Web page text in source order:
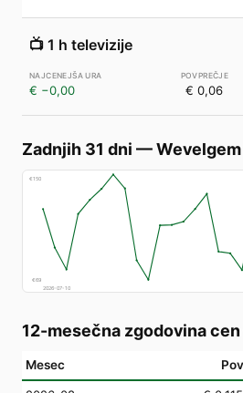
📺 1 h televizije
€ −0,00 € 0,06
Zadnjih 31 dni —Wevelgem
€150
€69
2026-07-10
12-mesečna zgodovina cen
Mesec